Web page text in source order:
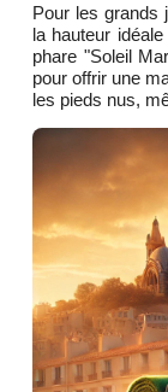
Pour les grands
la hauteur
phare "Soleil
pour offrir une
les pieds nus,